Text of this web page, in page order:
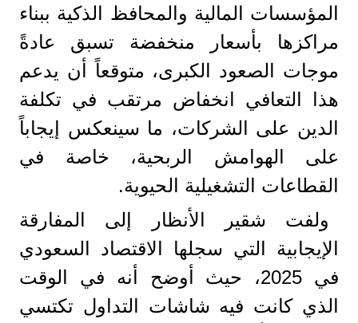
المؤسسات المالية والمحافظ الذكية ببناء
مراكزها بأسعار منخفضة تسبق عادةً
موجات الصعود الكبرى، متوقعاً أن يدعم
هذا التعافي انخفاض مرتقب في تكلفة
الدين على الشركات، ما سينعكس إيجاباً
على الهوامش الربحية، خاصة في
القطاعات التشغيلية الحيوية.
ولفت شقير الأنظار إلى المفارقة
الإيجابية التي سجلها الاقتصاد السعودي
في 2025، حيث أوضح أنه في الوقت
الذي كانت فيه شاشات التداول تكتسي